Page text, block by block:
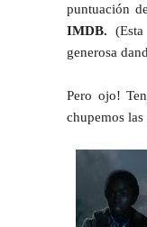
puntuación
IMDB.
generosa
Pero ojo!
chupemos